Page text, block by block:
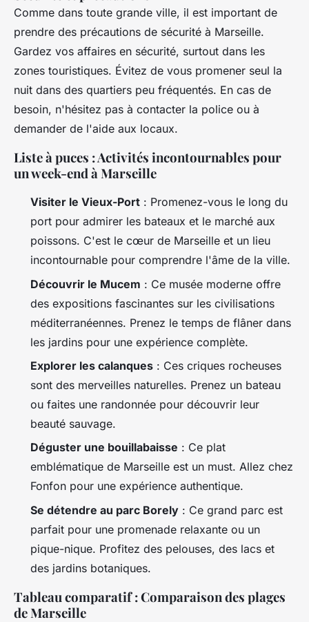
Comme dans toute grande ville, il est important de
prendre des précautions de sécurité à Marseille.
Gardez vos affaires en sécurité, surtout dans les
zones touristiques. Évitez de vous promener seul la
nuit dans des quartiers peu fréquentés. En cas de
besoin, n'hésitez pas à contacter la police ou à
demander de l'aide aux locaux.
Liste à puces : Activités incontournables pour
un week-end à Marseille
Visiter le Vieux-Port : Promenez-vous le long du
port pour admirer les bateaux et le marché aux
poissons. C'est le cœur de Marseille et un lieu
incontournable pour comprendre l'âme de la ville.
Découvrir le Mucem : Ce musée moderne offre
des expositions fascinantes sur les civilisations
méditerranéennes. Prenez le temps de flâner dans
les jardins pour une expérience complète.
Explorer les calanques : Ces criques rocheuses
sont des merveilles naturelles. Prenez un bateau
ou faites une randonnée pour découvrir leur
beauté sauvage.
Déguster une bouillabaisse : Ce plat
emblématique de Marseille est un must. Allez chez
Fonfon pour une expérience authentique.
Se détendre au parc Borely : Ce grand parc est
parfait pour une promenade relaxante ou un
pique-nique. Profitez des pelouses, des lacs et
des jardins botaniques.
Tableau comparatif : Comparaison des plages
de Marseille